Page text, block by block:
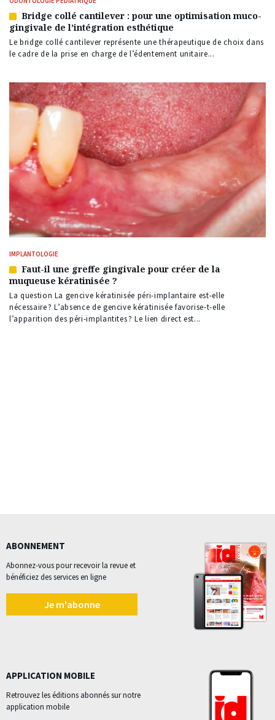
Article
réservé
à
nos
Bridge collé cantilever : pour une optimisation muco-
gingivale de l’intégration esthétique
Le bridge collé cantilever représente une thérapeutique de choix dans
le cadre de la prise en charge de l’édentement unitaire...
IMPLANTOLOGIE
Article
réservé
à
nos
abonnés
Faut-il une greffe gingivale pour créer de la
muqueuse kératinisée ?
La question La gencive kératinisée péri-implantaire est-elle
nécessaire ? L’absence de gencive kératinisée favorise-t-elle
l’apparition des péri-implantites ? Le lien direct est...
ABONNEMENT
Abonnez-vous pour recevoir la revue et
bénéficiez des services en ligne
Je m'abonne
APPLICATION MOBILE
Retrouvez les éditions abonnés sur notre
application mobile